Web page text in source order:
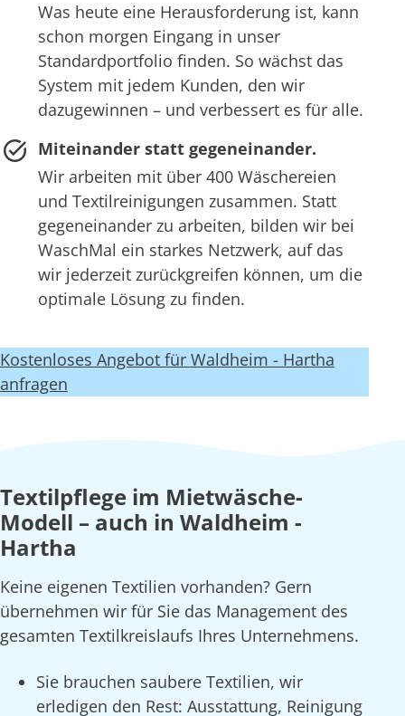
Was heute eine Herausforderung ist, kann
schon morgen Eingang in unser
Standardportfolio finden. So wächst das
System mit jedem Kunden, den wir
dazugewinnen – und verbessert es für alle.
Miteinander statt gegeneinander.
Wir arbeiten mit über 400 Wäschereien
und Textilreinigungen zusammen. Statt
gegeneinander zu arbeiten, bilden wir bei
WaschMal ein starkes Netzwerk, auf das
wir jederzeit zurückgreifen können, um die
optimale Lösung zu finden.
Kostenloses Angebot für Waldheim - Hartha
anfragen
Textilpflege im Mietwäsche-
Modell – auch in Waldheim -
Hartha
Keine eigenen Textilien vorhanden? Gern
übernehmen wir für Sie das Management des
gesamten Textilkreislaufs Ihres Unternehmens.
Sie brauchen saubere Textilien, wir
erledigen den Rest: Ausstattung, Reinigung